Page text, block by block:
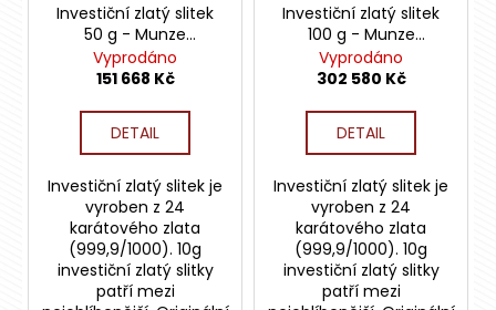
Investiční zlatý slitek
50 g - Munze
Österreich Kinebar
Vyprodáno
151 668 Kč
DETAIL
Investiční zlatý slitek je
vyroben z 24
karátového zlata
(999,9/1000). 10g
investiční zlatý slitky
patří mezi
Investiční zlatý slitek
100 g - Munze
Österreich Kinebar
Vyprodáno
302 580 Kč
DETAIL
Investiční zlatý slitek je
vyroben z 24
karátového zlata
(999,9/1000). 10g
investiční zlatý slitky
patří mezi